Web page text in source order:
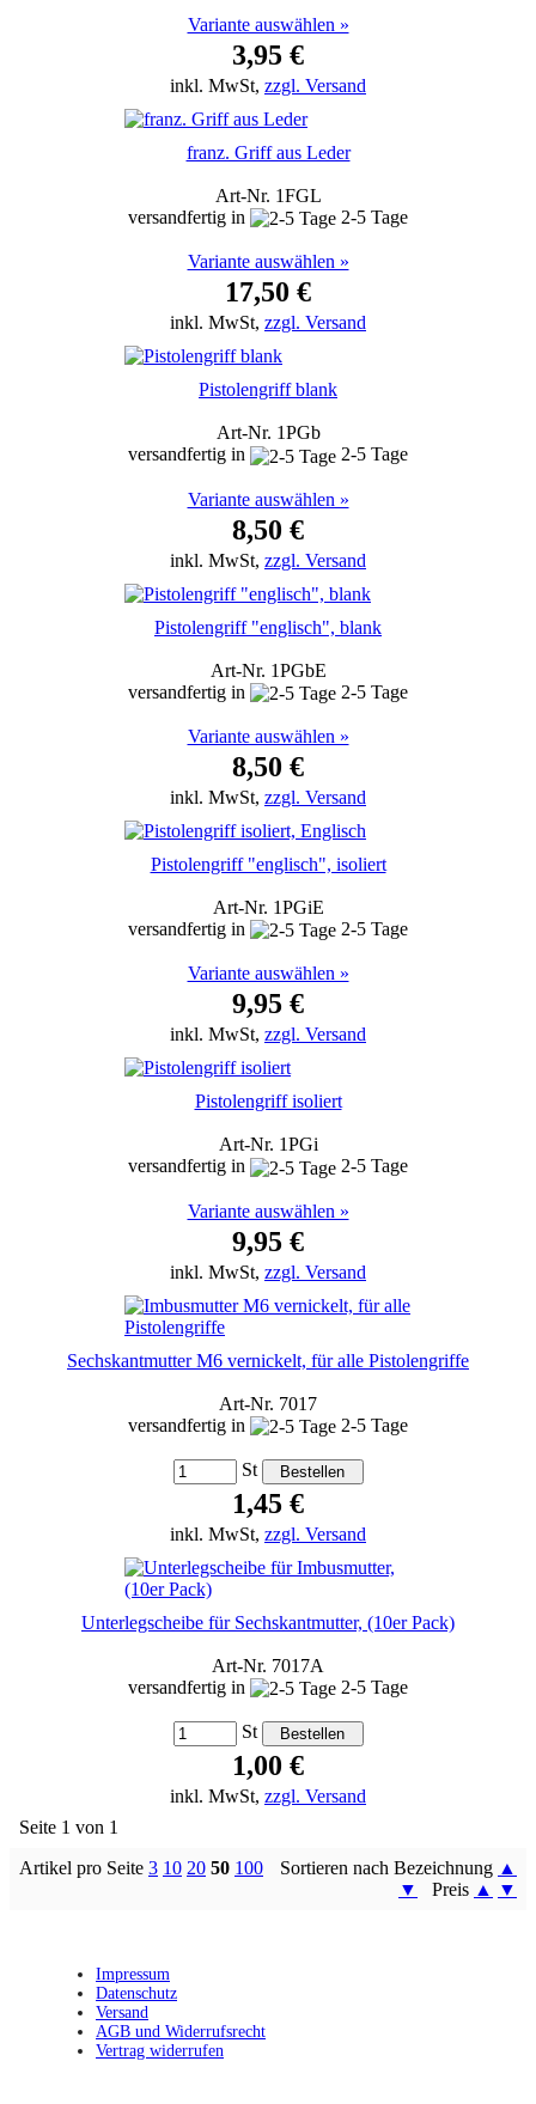
Variante auswählen »
3,95 €
inkl. MwSt, zzgl. Versand
franz. Griff aus Leder
Art-Nr. 1FGL
versandfertig in
2-5 Tage
Variante auswählen »
17,50 €
inkl. MwSt, zzgl. Versand
Pistolengriff blank
Art-Nr. 1PGb
versandfertig in
2-5 Tage
Variante auswählen »
8,50 €
inkl. MwSt, zzgl. Versand
Pistolengriff "englisch", blank
Art-Nr. 1PGbE
versandfertig in
2-5 Tage
Variante auswählen »
8,50 €
inkl. MwSt, zzgl. Versand
Pistolengriff "englisch", isoliert
Art-Nr. 1PGiE
versandfertig in
2-5 Tage
Variante auswählen »
9,95 €
inkl. MwSt, zzgl. Versand
Pistolengriff isoliert
Art-Nr. 1PGi
versandfertig in
2-5 Tage
Variante auswählen »
9,95 €
inkl. MwSt, zzgl. Versand
Sechskantmutter M6 vernickelt, für alle Pistolengriffe
Art-Nr. 7017
versandfertig in
2-5 Tage
St
1,45 €
inkl. MwSt, zzgl. Versand
Unterlegscheibe für Sechskantmutter, (10er Pack)
Art-Nr. 7017A
versandfertig in
2-5 Tage
St
1,00 €
inkl. MwSt, zzgl. Versand
Seite 1 von 1
Artikel pro Seite 3 10 20 50 100 Sortieren nach Bezeichnung ▲
▼
Preis ▲ ▼
Impressum
Datenschutz
Versand
AGB und Widerrufsrecht
Vertrag widerrufen